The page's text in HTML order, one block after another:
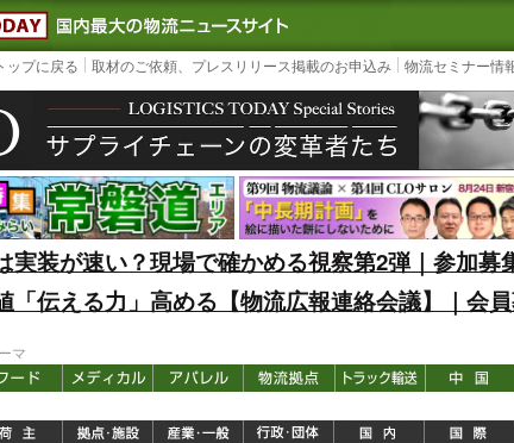
LOGISTICS TODAY｜国内最大の物流ニュースサイト
3PL, SCM
ップに戻る 取材のご依頼、プレスリリース掲載のお申込み 物流セミナー情
実装が速い？現場で確かめる視察第2弾｜参加募
「伝える力」高める【物流広報連絡会議】｜会
マ